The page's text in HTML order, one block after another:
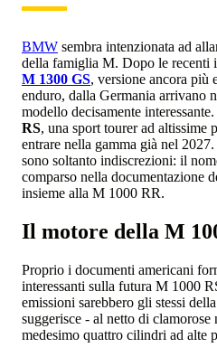
BMW sembra intenzionata ad
della famiglia M. Dopo le recenti
M 1300 GS, versione ancora più
enduro, dalla Germania arrivano
modello decisamente
RS, una sport tourer ad altissime
entrare nella gamma già nel
sono soltanto indiscrezioni: il
comparso nella documentazione
insieme alla M 1000 RR.
Il motore della M
Proprio i documenti americani
interessanti sulla futura M 1000
emissioni sarebbero gli stessi
suggerisce - al netto di
medesimo quattro cilindri ad alte